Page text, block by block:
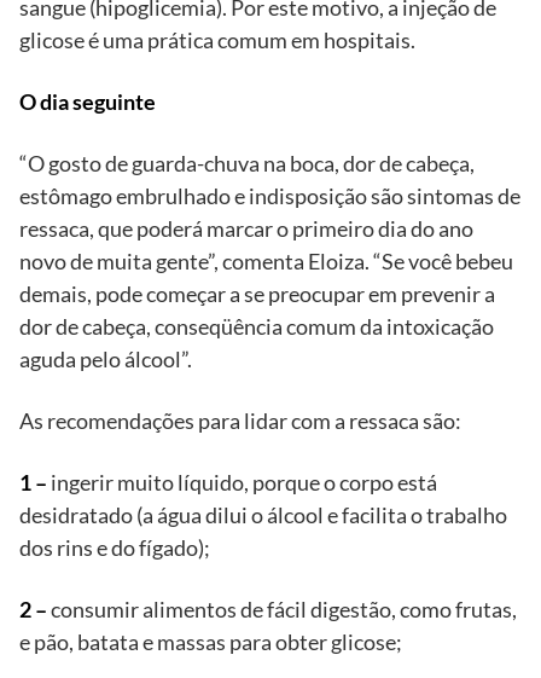
sangue (hipoglicemia). Por este motivo, a injeção de
glicose é uma prática comum em hospitais.
O dia seguinte
“O gosto de guarda-chuva na boca, dor de cabeça,
estômago embrulhado e indisposição são sintomas de
ressaca, que poderá marcar o primeiro dia do ano
novo de muita gente”, comenta Eloiza. “Se você bebeu
demais, pode começar a se preocupar em prevenir a
dor de cabeça, conseqüência comum da intoxicação
aguda pelo álcool”.
As recomendações para lidar com a ressaca são:
1 – ingerir muito líquido, porque o corpo está
desidratado (a água dilui o álcool e facilita o trabalho
dos rins e do fígado);
2 –consumir alimentos de fácil digestão, como frutas,
e pão, batata e massas para obter glicose;